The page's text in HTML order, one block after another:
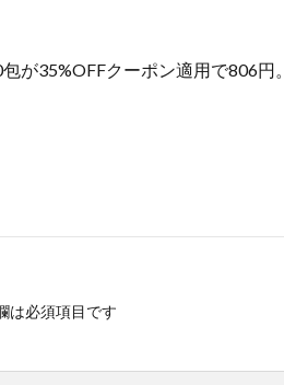
が35%OFFクーポン適用で806円。
は必須項目です